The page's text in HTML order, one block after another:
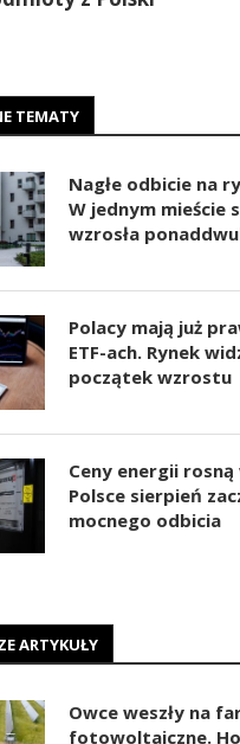
TEMATY
Nagłe odbicie na
W jednym mieście
wzrosła
Polacy mają już
ETF-ach. Rynek
początek wzrostu
Ceny energii rosną
Polsce sierpień
mocnego odbicia
ARTYKUŁY
Owce weszły na
fotowoltaiczne.